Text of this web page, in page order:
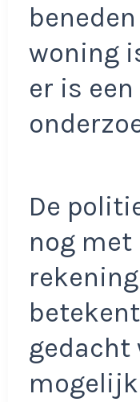
woning
er is
De
nog met
gedacht